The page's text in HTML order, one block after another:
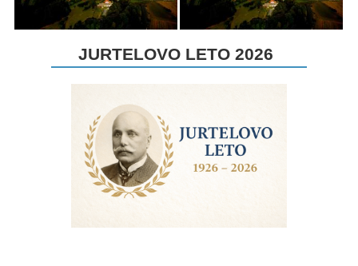
JURTELOVO LETO 2026